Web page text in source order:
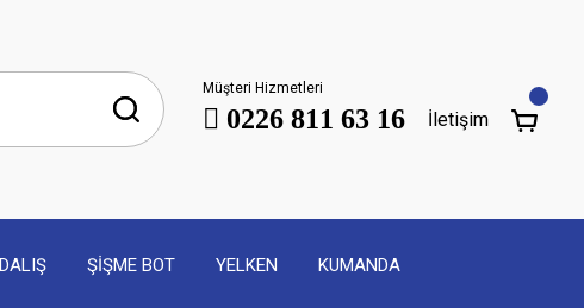
Müşteri Hizmetleri
0226 811 63 16 İletişim
DALIŞ ŞİŞME BOT YELKEN KUMANDA